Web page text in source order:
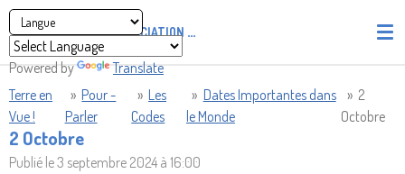
Powered by Translate
Passer
au
contenu
ASSOCIATION PIRATES' UNION OF LIGHT AND LOVE -
Terre en
Vue !
» Pour -
Parler
» Les
Codes
» Dates Importantes dans
le Monde
» 2
Octobre
2 Octobre
Publié le 3 septembre 2024 à 16:00